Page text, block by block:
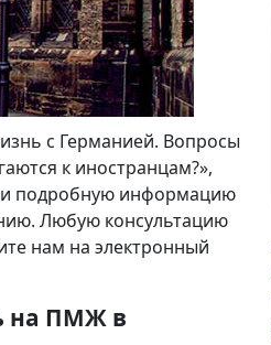
с Германией. Вопросы
к иностранцам?»,
подробную информацию
Любую консультацию
нам на электронный
на ПМЖ в